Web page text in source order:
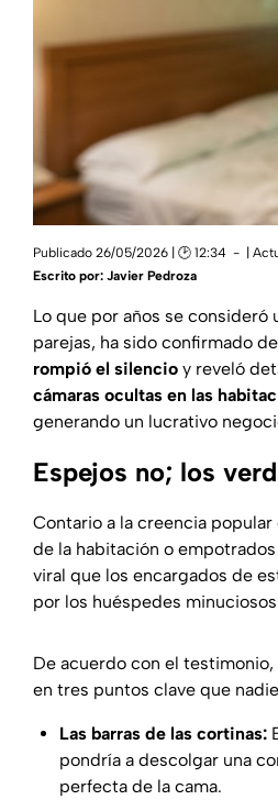
Publicado 26/05/2026 | 🕑 12:34 |
Escrito por: Javier Pedroza
Lo que por años se consideró
parejas, ha sido confirmado
rompió el silencio y reveló
cámaras ocultas en las
generando un lucrativo
Espejos no; los
Contario a la creencia
de la habitación o
viral que los encargados de
por los huéspedes
De acuerdo con el
en tres puntos clave que
Las barras de las cortinas:
pondría a descolgar una
perfecta de la cama.